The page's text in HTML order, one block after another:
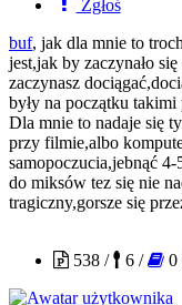
Zgłoś
buf, jak dla mnie to
jest,jak by zaczynało
zaczynasz
były na początku takimi
Dla mnie to nadaje się
przy filmie,albo
samopoczucia,jebnąć
do miksów tez się nie
tragiczny,gorsze się
538 /
6 / 0